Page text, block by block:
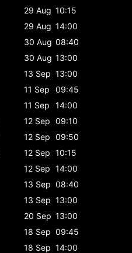
29 Aug 10:15
29 Aug 14:00
30 Aug 08:40
30 Aug 13:00
13 Sep 13:00
11 Sep
09:45
11 Sep
14:00
12 Sep 09:10
12 Sep 09:50
12 Sep 10:15
12 Sep 14:00
13 Sep 08:40
13 Sep 13:00
20 Sep 13:00
18 Sep 09:45
18 Sep 14:00